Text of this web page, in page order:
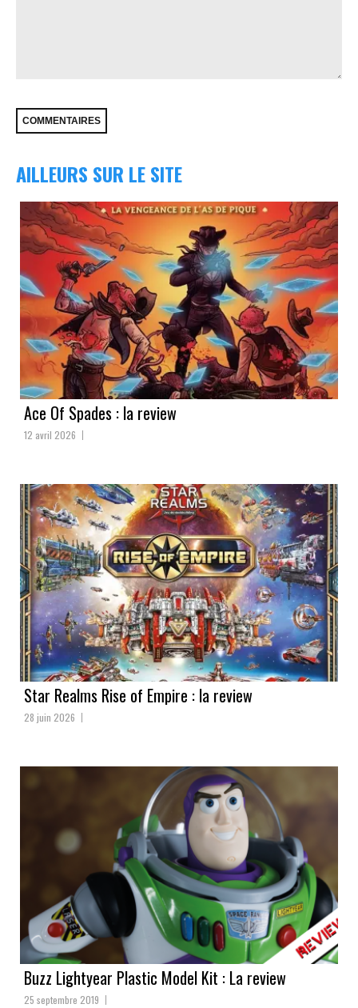
AILLEURS SUR LE SITE
Ace Of Spades : la review
12 avril 2026
Star Realms Rise of Empire : la review
28 juin 2026
Buzz Lightyear Plastic Model Kit : La review
25 septembre 2019